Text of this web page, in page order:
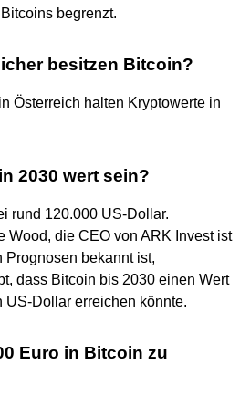
begrenzt.
besitzen Bitcoin?
Österreich halten Kryptowerte in
2030 wert sein?
rund 120.000 US-Dollar.
Wood, die CEO von ARK Invest ist
Prognosen bekannt ist,
dass Bitcoin bis 2030 einen Wert
US-Dollar erreichen könnte.
Euro in Bitcoin zu